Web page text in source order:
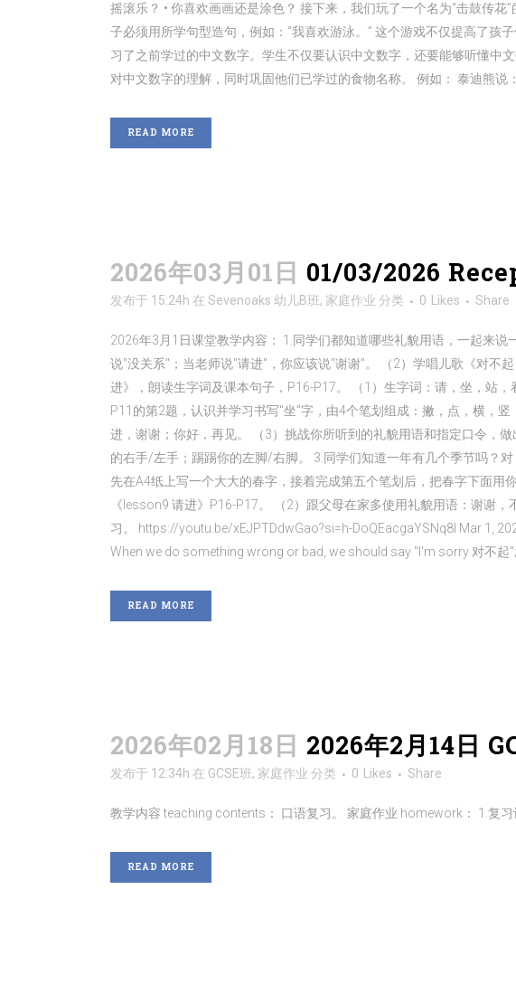
摇滚乐？ • 你喜欢画画还是涂色？ 接下来，我们玩了一个名为“击鼓传
子必须用所学句型造句，例如：“我喜欢游泳。” 这个游戏不仅提高了孩
习了之前学过的中文数字。学生不仅要认识中文数字，还要能够听懂中
对中文数字的理解，同时巩固他们已学过的食物名称。 例如： 泰迪熊说
READ MORE
2026年03月01日 01/03/2026
发布于 15:24h 在 Sevenoaks 幼儿B班, 家庭作业 分类 0 Likes Share
2026年3月1日课堂教学内容： 1.同学们都知道哪些礼貌用语，一起来
说"没关系"；当老师说"请进"，你应该说"谢谢"。 （2）学唱儿歌《对不
进》，朗读生字词及课本句子，P16-P17。 （1）生字词：请，坐，站
P11的第2题，认识并学习书写"坐”字，由4个笔划组成：撇，点，横，
进，谢谢；你好，再见。 （3）挑战你所听到的礼貌用语和指定口令，
的右手/左手；踢踢你的左脚/右脚。 3.同学们知道一年有几个季节吗？
先在A4纸上写一个大大的春字，接着完成第五个笔划后，把春字下面用
《lesson9 请进》P16-P17。 （2）跟父母在家多使用礼貌用语：谢谢
习。 https://youtu.be/xEJPTDdwGao?si=h-DoQEacgaYSNq8I Mar 1,
When we do something wrong or bad, we should say "I'm sorry 对不
READ MORE
2026年02月18日 2026年2月14日
发布于 12:34h 在 GCSE班, 家庭作业 分类 0 Likes Share
教学内容 teaching contents： 口语复习。 家庭作业 homework： 1.复
READ MORE